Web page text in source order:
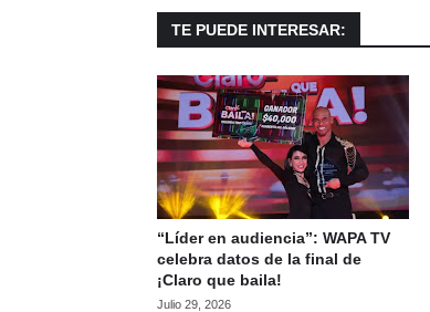
TE PUEDE INTERESAR:
“Líder en audiencia”: WAPA TV
celebra datos de la final de
¡Claro que baila!
Julio 29, 2026